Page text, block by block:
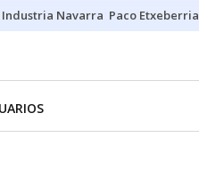
Industria Navarra Paco Etxeberria